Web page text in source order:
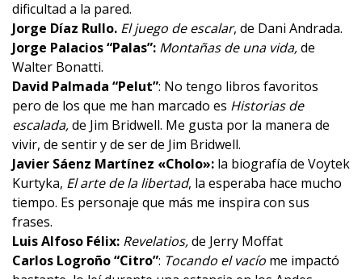
dificultad a la pared.
Jorge Díaz Rullo. El juego de escalar, de Dani Andrada.
Jorge Palacios “Palas”: Montañas de una vida,de
Walter Bonatti.
David Palmada “Pelut”: No tengo libros favoritos
pero de los que me han marcado es Historias de
escalada,de Jim Bridwell. Me gusta por la manera de
vivir, de sentir y de ser de Jim Bridwell.
Javier Sáenz Martínez «Cholo»: la biografía de Voytek
Kurtyka, El arte de la libertad, la esperaba hace mucho
tiempo. Es personaje que más me inspira con sus
frases.
Luis Alfoso Félix: Revelatios,de Jerry Moffat
Carlos Logroño “Citro”: Tocando el vacío me impactó